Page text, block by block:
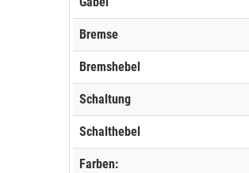
Bremse
Bremshebel
Schaltung
Schalthebel
Farben: